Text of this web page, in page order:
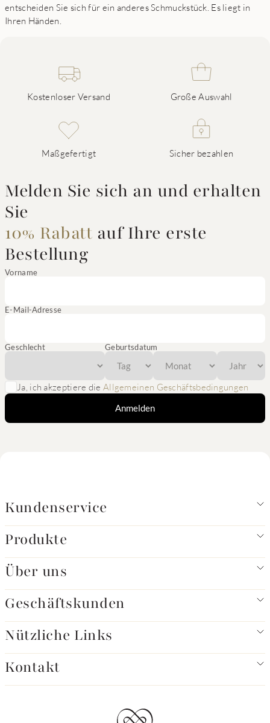
entscheiden Sie sich für ein anderes Schmuckstück. Es liegt in
Ihren Händen.
Kostenloser Versand Große Auswahl
Maßgefertigt Sicher bezahlen
Melden Sie sich an und erhalten
Sie
10% Rabatt auf Ihre erste
Bestellung
Vorname
E-Mail-Adresse
Geschlecht Geburtsdatum
Ja, ich akzeptiere die Allgemeinen Geschäftsbedingungen
Anmelden
Kundenservice
Produkte
Über uns
Geschäftskunden
Nützliche Links
Kontakt